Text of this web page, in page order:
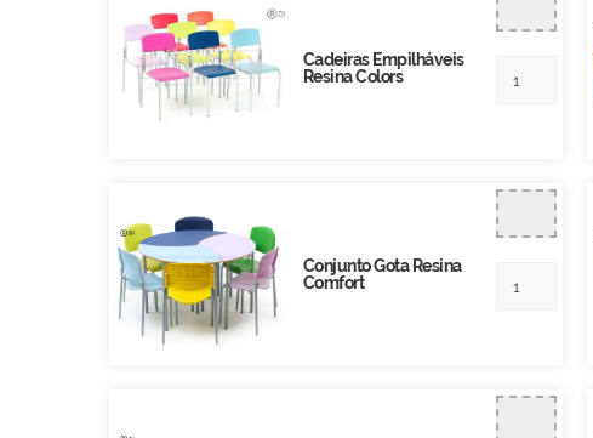
Cadeiras Empilháveis
Resina Colors
Conjunto Gota Resina
Comfort